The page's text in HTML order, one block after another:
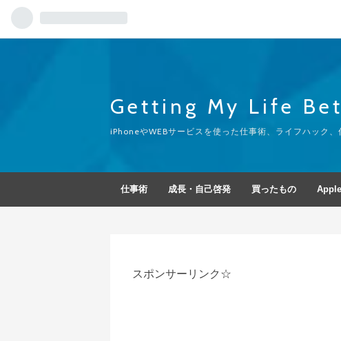
Getting My Life
iPhoneやWEBサービスを使った仕事術、ライフハック
仕事術 成長・自己啓発 買ったもの
スポンサーリンク☆